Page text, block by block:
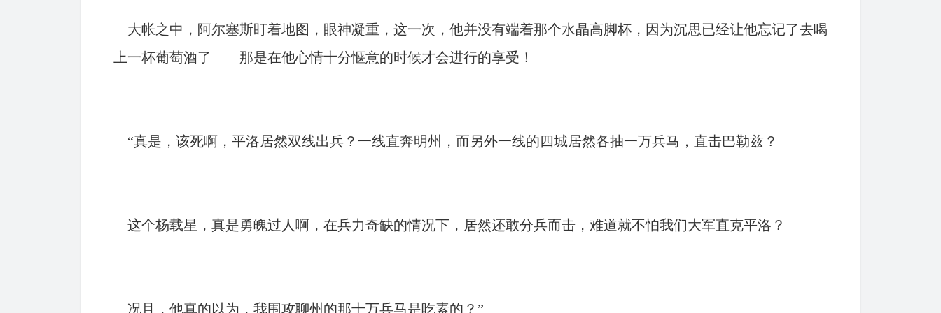
大帐之中，阿尔塞斯盯着地图，眼神凝重，这一次，他并没有端着那个水晶高脚杯，因为沉思已经让他忘记了去喝
上一杯葡萄酒了——那是在他心情十分惬意的时候才会进行的享受！
“真是，该死啊，平洛居然双线出兵？一线直奔明州，而另外一线的四城居然各抽一万兵马，直击巴勒兹？
这个杨载星，真是勇魄过人啊，在兵力奇缺的情况下，居然还敢分兵而击，难道就不怕我们大军直克平洛？
况且，他真的以为，我围攻聊州的那十万兵马是吃素的？”